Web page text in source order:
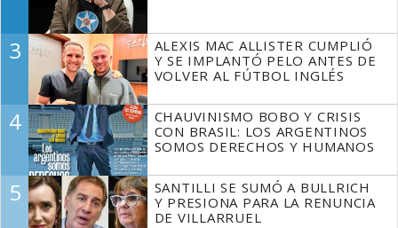
3
ALEXIS MAC ALLISTER CUMPLIÓ
Y SE IMPLANTÓ PELO ANTES DE
VOLVER AL FÚTBOL INGLÉS
4
CHAUVINISMO BOBO Y CRISIS
CON BRASIL: LOS ARGENTINOS
SOMOS DERECHOS Y HUMANOS
5
SANTILLI SE SUMÓ A BULLRICH
Y PRESIONA PARA LA RENUNCIA
DE VILLARRUEL